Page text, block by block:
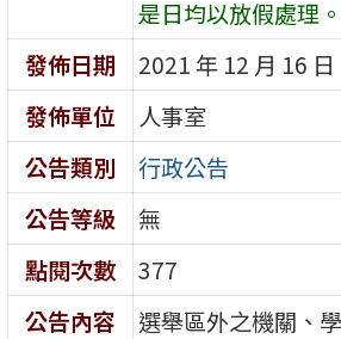
是日均以放假處理。
發佈日期
2021 年 12 月 16 日
發佈單位
人事室
公告類別
行政公告
公告等級
無
點閱次數
377
公告內容
選舉區外之機關、